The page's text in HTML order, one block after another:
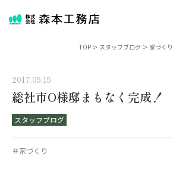
TOP > スタッフブログ > 家づくり
2017.05.15
総社市O様邸まもなく完成！
スタッフブログ
＃家づくり